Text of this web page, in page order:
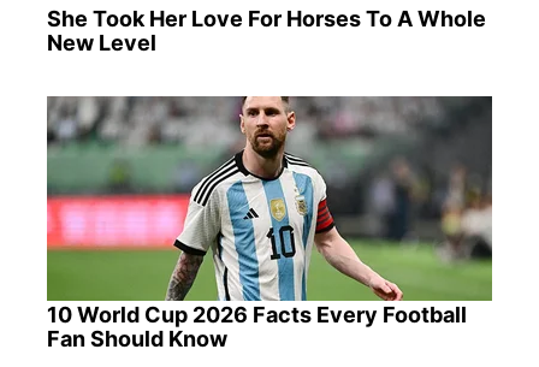
She Took Her Love For Horses To A Whole
New Level
10 World Cup 2026 Facts Every Football
Fan Should Know